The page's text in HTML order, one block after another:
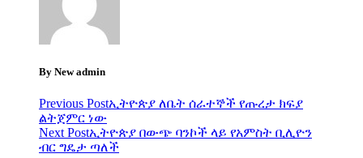
By New admin
Previous Postኢትዮጵያ ለቤት ሰራተኞች የጡረታ ክፍያ
ልትጀምር ነው
Next Postኢትዮጵያ በውጭ ባንኮች ላይ የአምስት ቢሊዮን
ብር ግዴታ ጣለች